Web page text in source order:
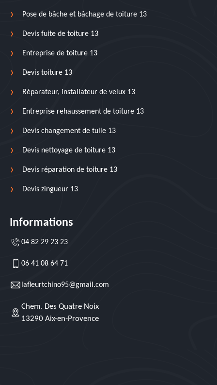
Pose de bâche et bâchage de toiture 13
Devis fuite de toiture 13
Entreprise de toiture 13
Devis toiture 13
Réparateur, installateur de velux 13
Entreprise rehaussement de toiture 13
Devis changement de tuile 13
Devis nettoyage de toiture 13
Devis réparation de toiture 13
Devis zingueur 13
Informations
04 82 29 23 23
06 41 08 64 71
lafleurtchino95@gmail.com
Chem. Des Quatre Noix
13290 Aix-en-Provence